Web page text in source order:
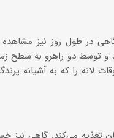
در طول روز نیز
و توسط دو راهرو به سطح
لانه را که به آشیانه